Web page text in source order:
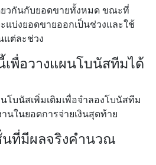
ยวกันกับยอดขายทั้งหมด ขณะที่
แบ่งยอดขายออกเป็นช่วงและใช้
แต่ละช่วง
พื่อวางแผนโบนัสทีมได้
บนัสเพิ่มเติมเพื่อจำลองโบนัสทีม
นในยอดการจ่ายเงินสุดท้าย
ที่มีผลจริงคำนวณ